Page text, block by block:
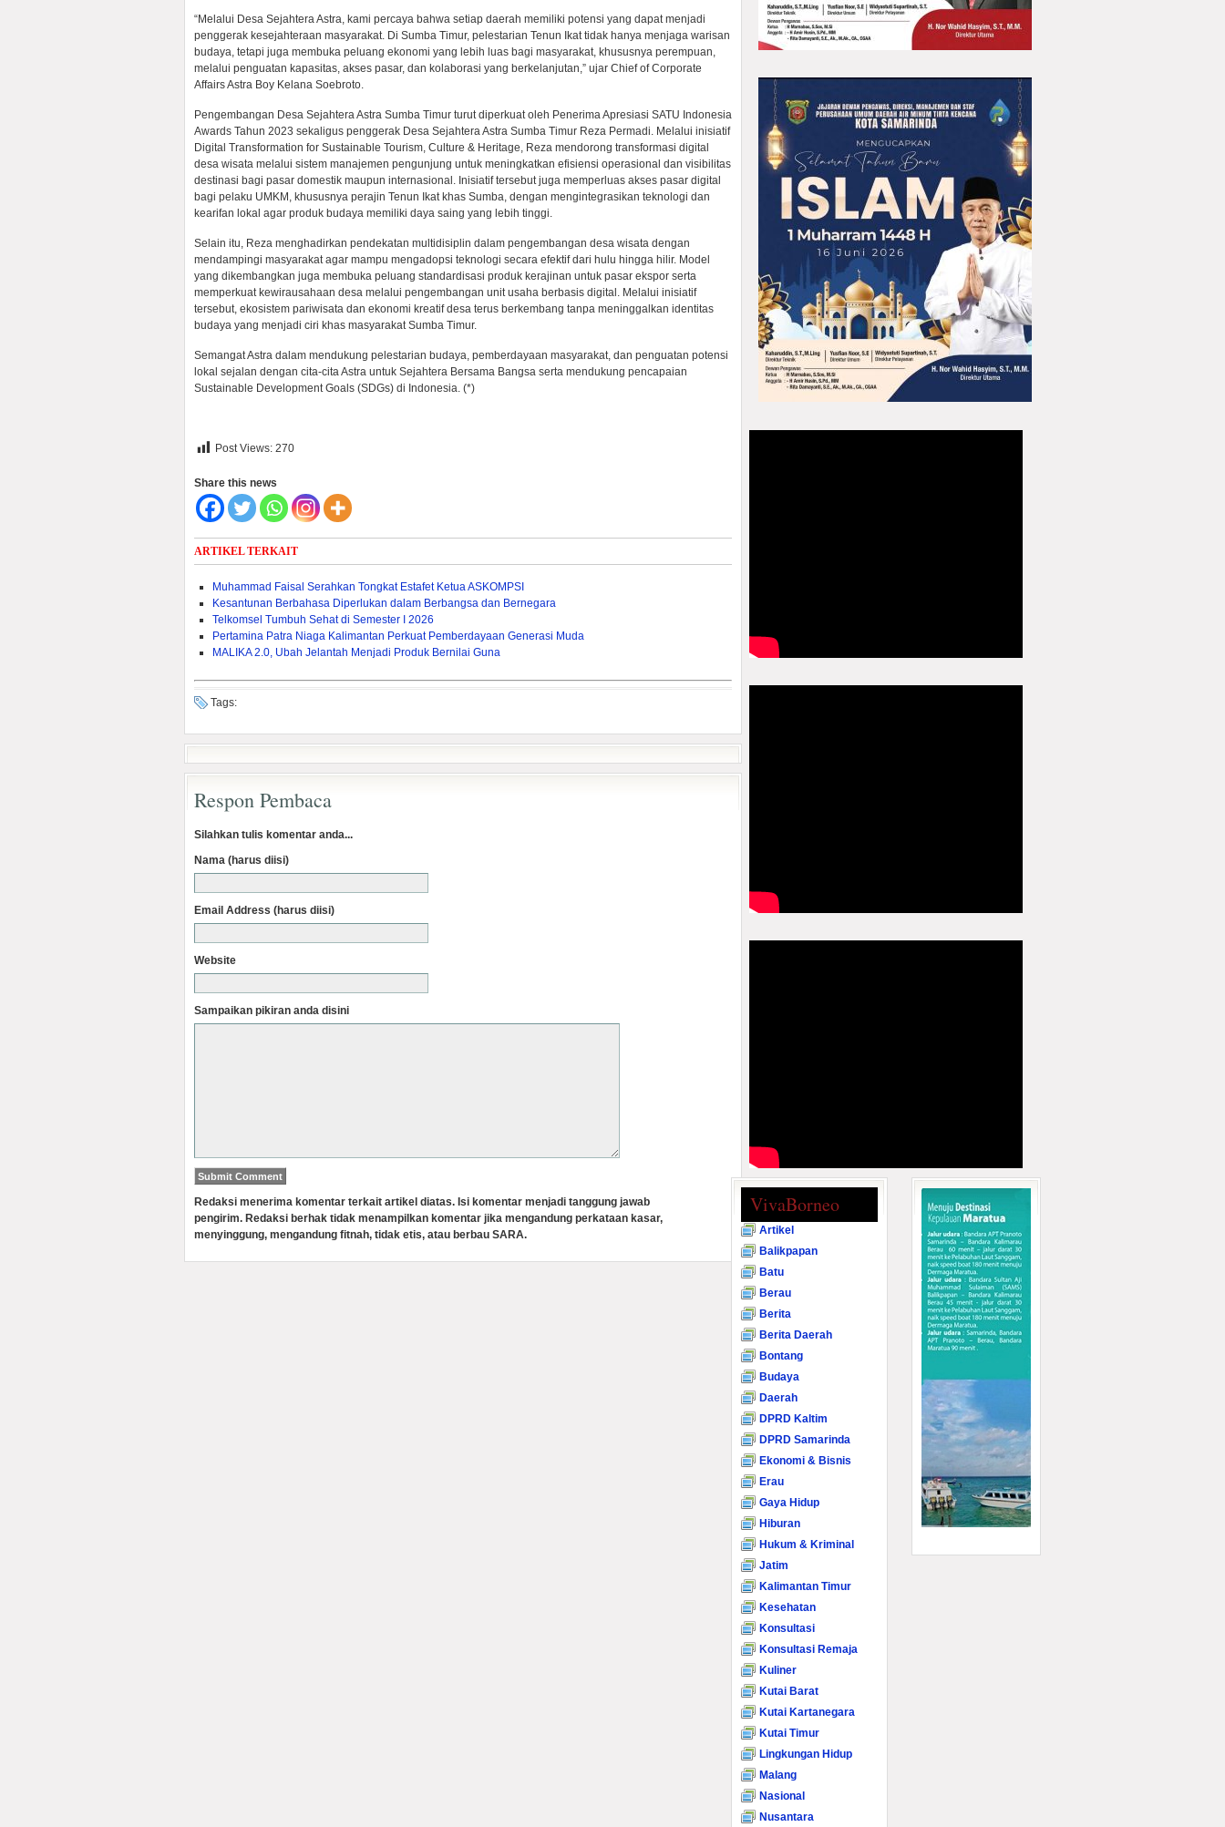
“Melalui Desa Sejahtera Astra, kami percaya bahwa setiap daerah memiliki potensi yang dapat menjadi
penggerak kesejahteraan masyarakat. Di Sumba Timur, pelestarian Tenun Ikat tidak hanya menjaga warisan
budaya, tetapi juga membuka peluang ekonomi yang lebih luas bagi masyarakat, khususnya perempuan,
melalui penguatan kapasitas, akses pasar, dan kolaborasi yang berkelanjutan,” ujar Chief of Corporate
Affairs Astra Boy Kelana Soebroto.
Pengembangan Desa Sejahtera Astra Sumba Timur turut diperkuat oleh Penerima Apresiasi SATU Indonesia
Awards Tahun 2023 sekaligus penggerak Desa Sejahtera Astra Sumba Timur Reza Permadi. Melalui inisiatif
Digital Transformation for Sustainable Tourism, Culture & Heritage, Reza mendorong transformasi digital
desa wisata melalui sistem manajemen pengunjung untuk meningkatkan efisiensi operasional dan visibilitas
destinasi bagi pasar domestik maupun internasional. Inisiatif tersebut juga memperluas akses pasar digital
bagi pelaku UMKM, khususnya perajin Tenun Ikat khas Sumba, dengan mengintegrasikan teknologi dan
kearifan lokal agar produk budaya memiliki daya saing yang lebih tinggi.
Selain itu, Reza menghadirkan pendekatan multidisiplin dalam pengembangan desa wisata dengan
mendampingi masyarakat agar mampu mengadopsi teknologi secara efektif dari hulu hingga hilir. Model
yang dikembangkan juga membuka peluang standardisasi produk kerajinan untuk pasar ekspor serta
memperkuat kewirausahaan desa melalui pengembangan unit usaha berbasis digital. Melalui inisiatif
tersebut, ekosistem pariwisata dan ekonomi kreatif desa terus berkembang tanpa meninggalkan identitas
budaya yang menjadi ciri khas masyarakat Sumba Timur.
Semangat Astra dalam mendukung pelestarian budaya, pemberdayaan masyarakat, dan penguatan potensi
lokal sejalan dengan cita-cita Astra untuk Sejahtera Bersama Bangsa serta mendukung pencapaian
Sustainable Development Goals (SDGs) di Indonesia. (*)
Post Views: 270
Share this news
ARTIKEL TERKAIT
Muhammad Faisal Serahkan Tongkat Estafet Ketua ASKOMPSI
Kesantunan Berbahasa Diperlukan dalam Berbangsa dan Bernegara
Telkomsel Tumbuh Sehat di Semester I 2026
Pertamina Patra Niaga Kalimantan Perkuat Pemberdayaan Generasi Muda
MALIKA 2.0, Ubah Jelantah Menjadi Produk Bernilai Guna
Tags:
Respon Pembaca
Silahkan tulis komentar anda...
Nama (harus diisi)
Email Address (harus diisi)
Website
Sampaikan pikiran anda disini
Redaksi menerima komentar terkait artikel diatas. Isi komentar menjadi tanggung jawab
pengirim. Redaksi berhak tidak menampilkan komentar jika mengandung perkataan kasar,
menyinggung, mengandung fitnah, tidak etis, atau berbau SARA.
VivaBorneo
Artikel
Balikpapan
Batu
Berau
Berita
Berita Daerah
Bontang
Budaya
Daerah
DPRD Kaltim
DPRD Samarinda
Ekonomi & Bisnis
Erau
Gaya Hidup
Hiburan
Hukum & Kriminal
Jatim
Kalimantan Timur
Kesehatan
Konsultasi
Konsultasi Remaja
Kuliner
Kutai Barat
Kutai Kartanegara
Kutai Timur
Lingkungan Hidup
Malang
Nasional
Nusantara